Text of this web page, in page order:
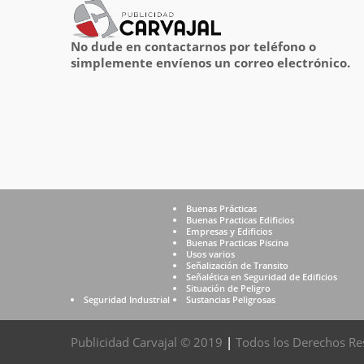
No dude en contactarnos por teléfono o
simplemente envíenos un correo electrónico.
Seguridad Industrial
Buenas Prácticas
Buenas Practicas Edificios
Empresas y Edificios
Buenas Practicas Piscina
Usos varios
Señalización de Transito
Señalética en Seguridad de Edificios
Situación de Peligro
Sustancias Peligrosas
Publicidad Carvajal © 2019 | Todos los Derechos